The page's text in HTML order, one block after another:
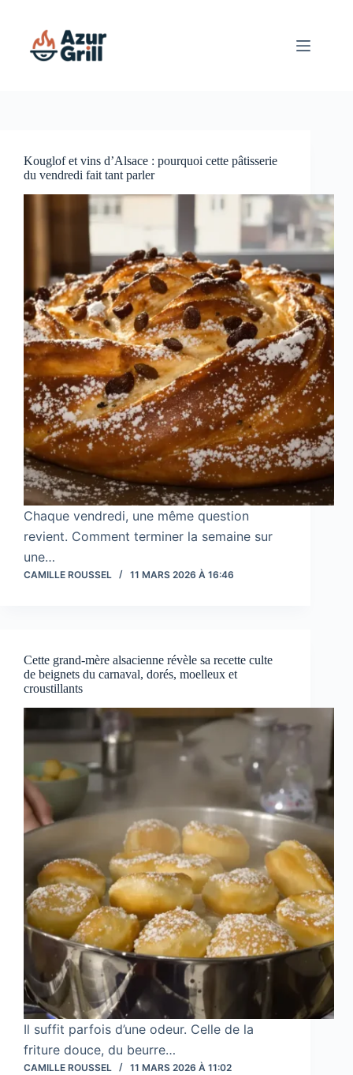
Kouglof et vins d’Alsace : pourquoi cette pâtisserie
du vendredi fait tant parler
Chaque vendredi, une même question
revient. Comment terminer la semaine sur
une…
CAMILLE ROUSSEL 11 MARS 2026 À 16:46
Cette grand-mère alsacienne révèle sa recette culte
de beignets du carnaval, dorés, moelleux et
croustillants
Il suffit parfois d’une odeur. Celle de la
friture douce, du beurre…
CAMILLE ROUSSEL 11 MARS 2026 À 11:02